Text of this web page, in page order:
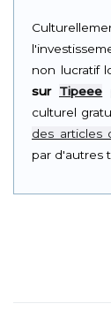
non lucratif
sur Tipeee
culturel
des articles
par d'autres